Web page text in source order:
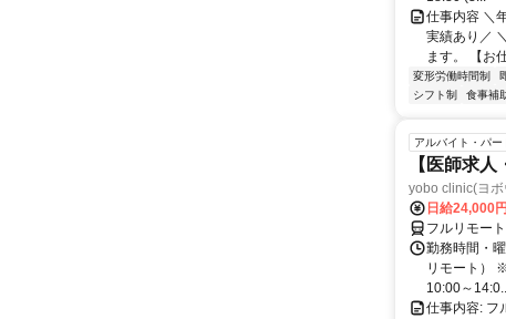
仕事内容 ＼
実績あり／
ます。 【お
変形労働時間制
シフト制
食事補
アルバイト・パー
【医師求
yobo clinic(ヨ
日給24,000円
フルリモート
勤務時間・
リモート）
10:00～
仕事内容: フ